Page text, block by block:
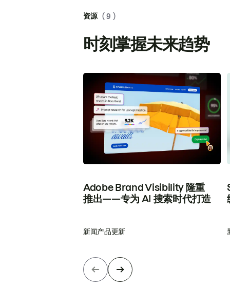
资源 ( 9 )
时刻掌握未来趋势
Adobe Brand Visibility 隆重
推出——专为 AI 搜索时代打造
新闻产品更新